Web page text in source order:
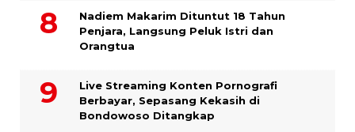
​Nadiem Makarim Dituntut 18 Tahun
Penjara, Langsung Peluk Istri dan
Orangtua
Live Streaming Konten Pornografi
Berbayar, Sepasang Kekasih di
Bondowoso Ditangkap